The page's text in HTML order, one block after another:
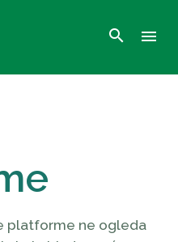
search menu
platforme ne ogleda